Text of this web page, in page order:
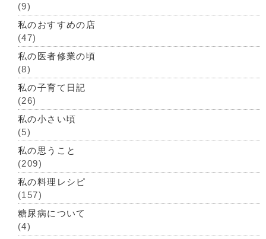
(9)
私のおすすめの店
(47)
私の医者修業の頃
(8)
私の子育て日記
(26)
私の小さい頃
(5)
私の思うこと
(209)
私の料理レシピ
(157)
糖尿病について
(4)